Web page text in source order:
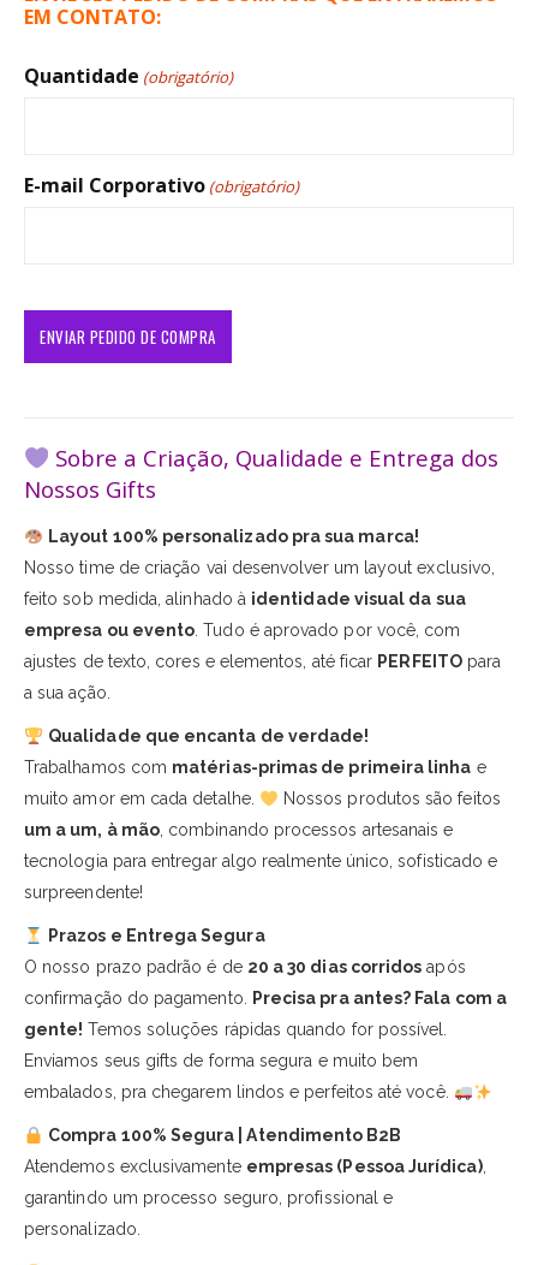
EM CONTATO:
Quantidade (obrigatório)
E-mail Corporativo (obrigatório)
Sobre a Criação, Qualidade e Entrega dos
Nossos Gifts
Layout 100% personalizado pra sua marca!
Nosso time de criação vai desenvolver um layout exclusivo,
feito sob medida, alinhado à identidade visual da sua
empresa ou evento . Tudo é aprovado por você, com
ajustes de texto, cores e elementos, até ficar PERFEITOpara
a sua ação.
Qualidade que encanta de verdade!
Trabalhamos com matérias-primas de primeira linha e
muito amor em cada detalhe.
Nossos produtos são feitos
um a um, à mão, combinando processos artesanais e
tecnologia para entregar algo realmente único, sofisticado e
surpreendente!
Prazos e Entrega Segura
O nosso prazo padrão é de 20 a 30 dias corridos após
confirmação do pagamento.
Precisa pra antes? Fala com a
gente! Temos soluções rápidas quando for possível.
Enviamos seus gifts de forma segura e muito bem
embalados, pra chegarem lindos e perfeitos até você.
Compra 100% Segura | Atendimento B2B
Atendemos exclusivamente empresas (Pessoa Jurídica),
garantindo um processo seguro, profissional e
personalizado.